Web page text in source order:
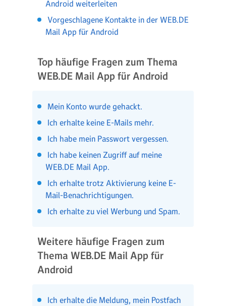
Android weiterleiten
Vorgeschlagene Kontakte in der WEB.DE
Mail App für Android
Top häufige Fragen zum Thema
WEB.DE Mail App für Android
Mein Konto wurde gehackt.
Ich erhalte keine E-Mails mehr.
Ich habe mein Passwort vergessen.
Ich habe keinen Zugriff auf meine
WEB.DE Mail App.
Ich erhalte trotz Aktivierung keine E-
Mail-Benachrichtigungen.
Ich erhalte zu viel Werbung und Spam.
Weitere häufige Fragen zum
Thema WEB.DE Mail App für
Android
Ich erhalte die Meldung, mein Postfach